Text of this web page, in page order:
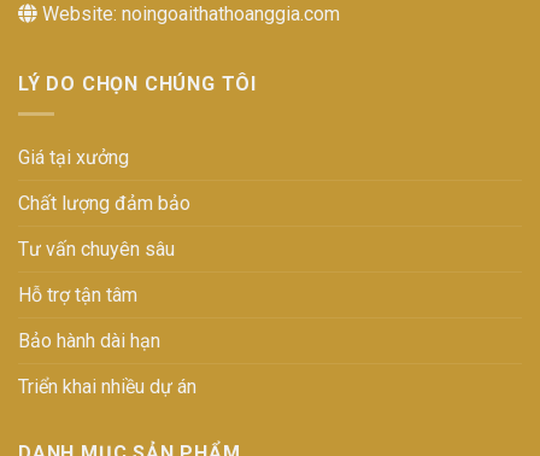
Website: noingoaithathoanggia.com
LÝ DO CHỌN CHÚNG TÔI
Giá tại xưởng
Chất lượng đảm bảo
Tư vấn chuyên sâu
Hỗ trợ tận tâm
Bảo hành dài hạn
Triển khai nhiều dự án